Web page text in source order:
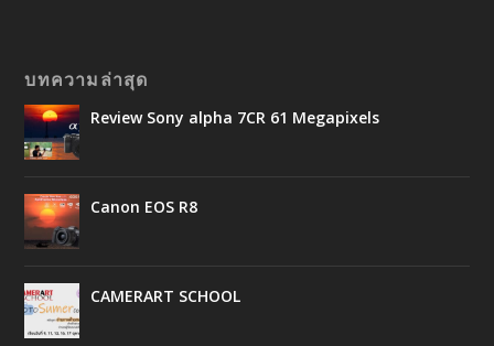
บทความล่าสุด
Review Sony alpha 7CR 61 Megapixels
Canon EOS R8
CAMERART SCHOOL